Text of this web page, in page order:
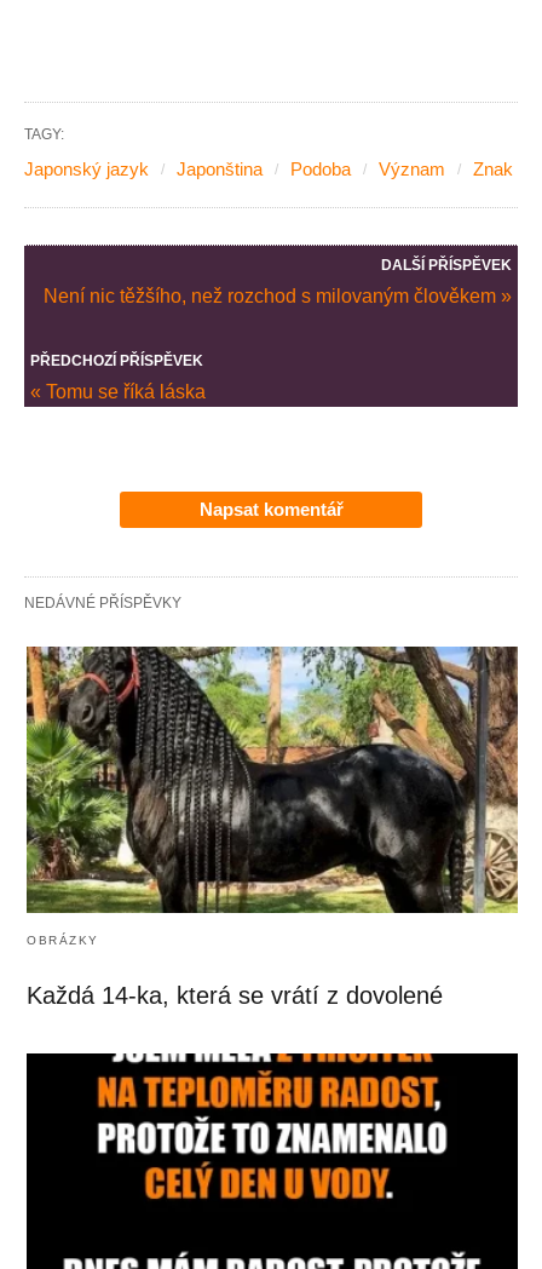
TAGY:
Japonský jazyk Japonština Podoba Význam Znak
DALŠÍ PŘÍSPĚVEK
Není nic těžšího, než rozchod s milovaným člověkem »
PŘEDCHOZÍ PŘÍSPĚVEK
« Tomu se říká láska
Napsat komentář
NEDÁVNÉ PŘÍSPĚVKY
OBRÁZKY
Každá 14-ka, která se vrátí z dovolené